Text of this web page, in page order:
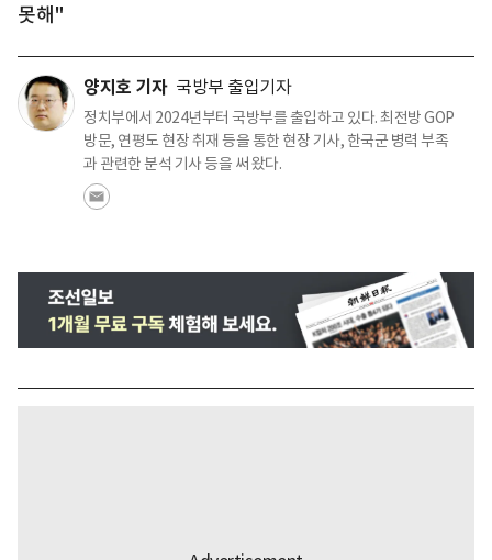
못해"
양지호 기자 국방부 출입기자
정치부에서 2024년부터 국방부를 출입하고 있다. 최전방 GOP
방문, 연평도 현장 취재 등을 통한 현장 기사, 한국군 병력 부족
과 관련한 분석 기사 등을 써 왔다.